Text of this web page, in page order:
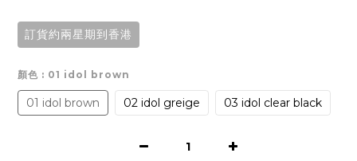
訂貨約兩星期到香港
顏色 : 01 idol brown
01 idol brown 02 idol greige 03 idol clear black